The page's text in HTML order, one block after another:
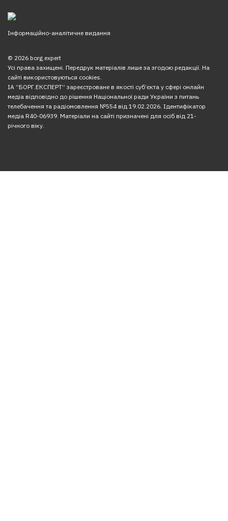
Інформаційно-аналітичне видання
© 2026 borg.expert
Усі права захищені. Передрук матеріалів лише за згодою редакції. На
сайті використовуються cookies.
ІА “БОРГ.ЕКСПЕРТ” зареєстроване в якості суб’єкта у сфері онлайн
медіа відповідно до рішення Національної ради України з питань
телебачення та радіомовлення №554 від 19.02.2026. Ідентифікатор
медіа R40-06939. Матеріали на сайті призначені для осіб від 21-
річного віку.